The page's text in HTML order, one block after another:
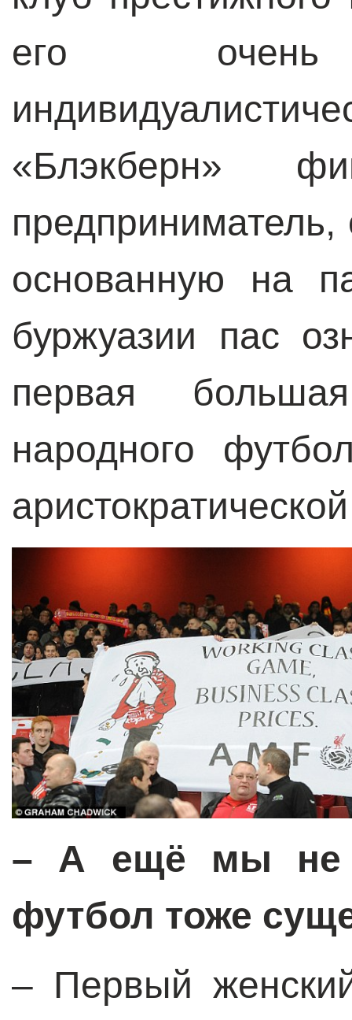
его
«Блэкберн»
предприниматель,
основанную на
буржуазии пас
первая
народного
– А ещё мы не
футбол тоже
– Первый